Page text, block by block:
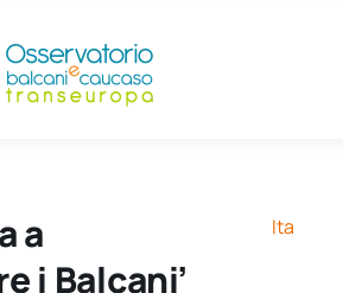
a
i Balcani’
Ita